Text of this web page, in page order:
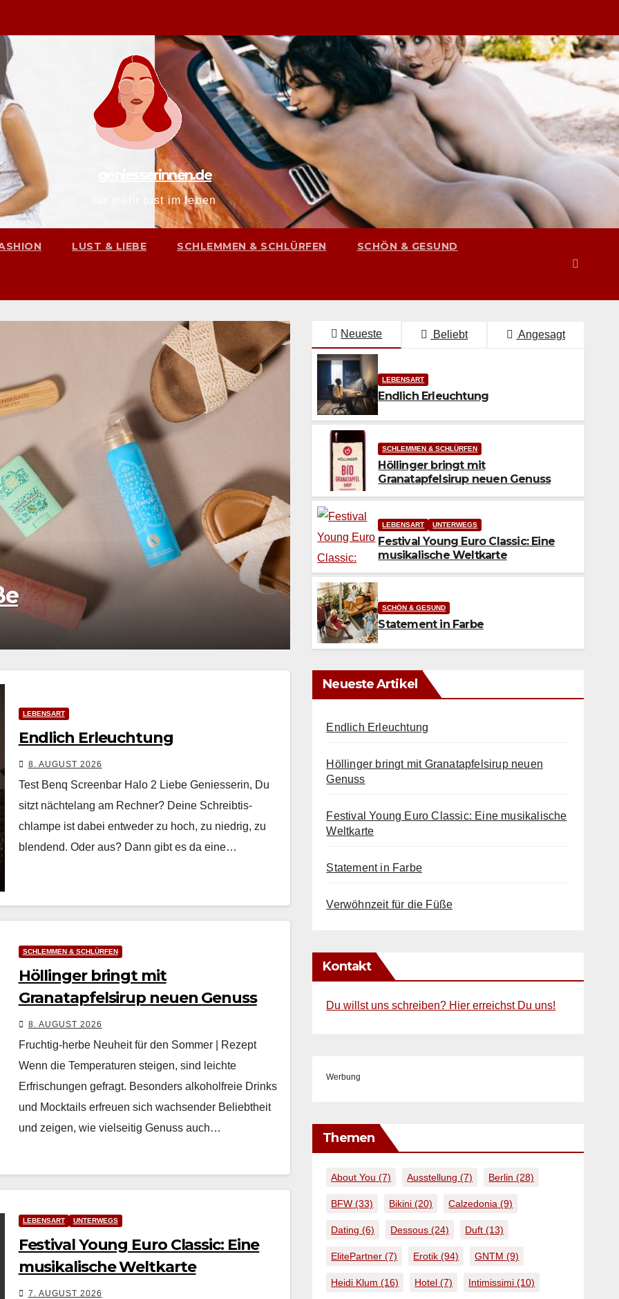
geniesserinnen.de
für mehr lust im leben
LUST & LIEBE SCHLEMMEN & SCHLÜRFEN SCHÖN & GESUND
SCHÖN & GESUND
Verwöhnzeit für die Füße
Neueste Beliebt Angesagt
LEBENSART
Endlich Erleuchtung
SCHLEMMEN & SCHLÜRFEN
Höllinger bringt mit
Granatapfelsirup neuen Genuss
LEBENSART UNTERWEGS
Festival Young Euro Classic: Eine
musikalische Weltkarte
SCHÖN & GESUND
Statement in Farbe
LEBENSART
Endlich Erleuchtung
8. AUGUST 2026
Test Benq Screenbar Halo 2 Liebe Geniesserin, Du
sitzt nächte­lang am Rech­n­er? Deine Schreibtis­
chlampe ist dabei entwed­er zu hoch, zu niedrig, zu
blendend. Oder aus? Dann gibt es da eine…
SCHLEMMEN & SCHLÜRFEN
Höllinger bringt mit
Granatapfelsirup neuen Genuss
8. AUGUST 2026
Fruchtig-herbe Neuheit für den Sommer | Rezept
Wenn die Tem­per­a­turen steigen, sind leichte
Erfrischun­gen gefragt. Beson­ders alko­hol­freie Drinks
und Mock­tails erfreuen sich wach­sender Beliebtheit
und zeigen, wie viel­seit­ig Genuss auch…
LEBENSART UNTERWEGS
Festival Young Euro Classic: Eine
musikalische Weltkarte
7. AUGUST 2026
Neueste Artikel
Endlich Erleuchtung
Höllinger bringt mit Granatapfelsirup neuen
Genuss
Festival Young Euro Classic: Eine musikalische
Weltkarte
Statement in Farbe
Verwöhnzeit für die Füße
Kontakt
Du willst uns schreiben? Hier erreichst Du uns!
Werbung
Themen
About You (7) Ausstellung (7) Berlin (28)
BFW (33) Bikini (20) Calzedonia (9)
Dating (6) Dessous (24) Duft (13)
ElitePartner (7) Erotik (94) GNTM (9)
Heidi Klum (16) Hotel (7) Intimissimi (10)